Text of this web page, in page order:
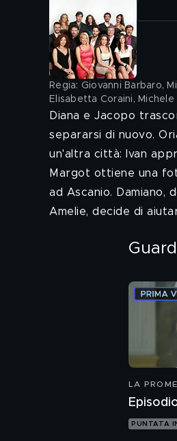
Regia: Giovanni Barbaro,
Elisabetta Coraini,
Diana e Jacopo
separarsi di nuovo.
un'altra città: Ivan
Margot ottiene una
ad Ascanio.
Amelie, decide di
LA
PUNTATA